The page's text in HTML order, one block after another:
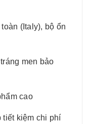
(Italy), bộ ổn
men bảo
cao
tiết kiệm chi phí